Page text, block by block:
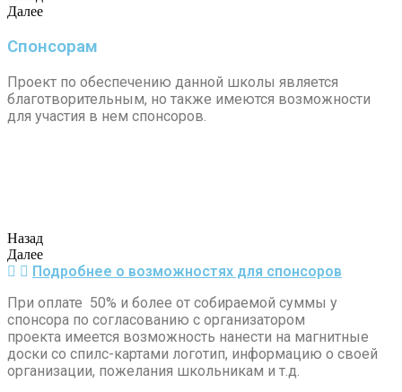
Далее
Спонсорам
Проект по обеспечению данной школы является
благотворительным, но также имеются возможности
для участия в нем спонсоров.
Назад
Далее
Подробнее о возможностях для спонсоров
При оплате 50% и более от собираемой суммы у
спонсора по согласованию с организатором
проекта имеется возможность нанести на магнитные
доски со спилс-картами логотип, информацию о своей
организации, пожелания школьникам и т.д.